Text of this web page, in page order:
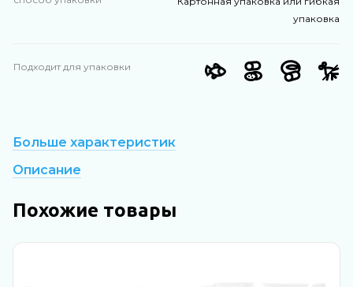
упаковка
Подходит для упаковки
Больше характеристик
Описание
Похожие товары